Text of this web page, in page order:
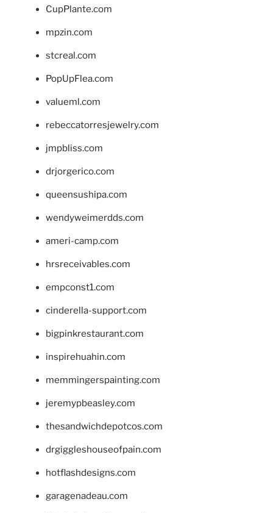
CupPlante.com
mpzin.com
stcreal.com
PopUpFlea.com
valueml.com
rebeccatorresjewelry.com
jmpbliss.com
drjorgerico.com
queensushipa.com
wendyweimerdds.com
ameri-camp.com
hrsreceivables.com
empconst1.com
cinderella-support.com
bigpinkrestaurant.com
inspirehuahin.com
memmingerspainting.com
jeremypbeasley.com
thesandwichdepotcos.com
drgiggleshouseofpain.com
hotflashdesigns.com
garagenadeau.com